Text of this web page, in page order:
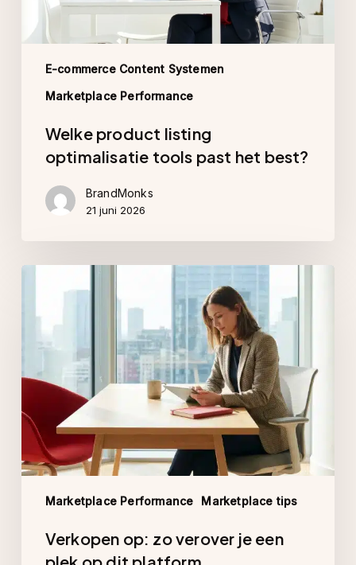
E-commerce Content Systemen
Marketplace Performance
Welke product listing
optimalisatie tools past het best?
BrandMonks
21 juni 2026
Marketplace Performance Marketplace tips
een
op
dit
platform
Verkopen op: zo verover je een